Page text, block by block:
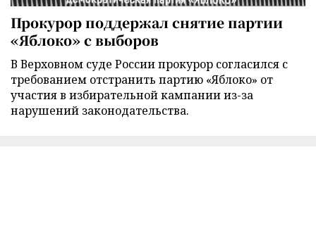
Прокурор поддержал снятие партии
«Яблоко» с выборов
В Верховном суде России прокурор согласился с
требованием отстранить партию «Яблоко» от
участия в избирательной кампании из-за
нарушений законодательства.